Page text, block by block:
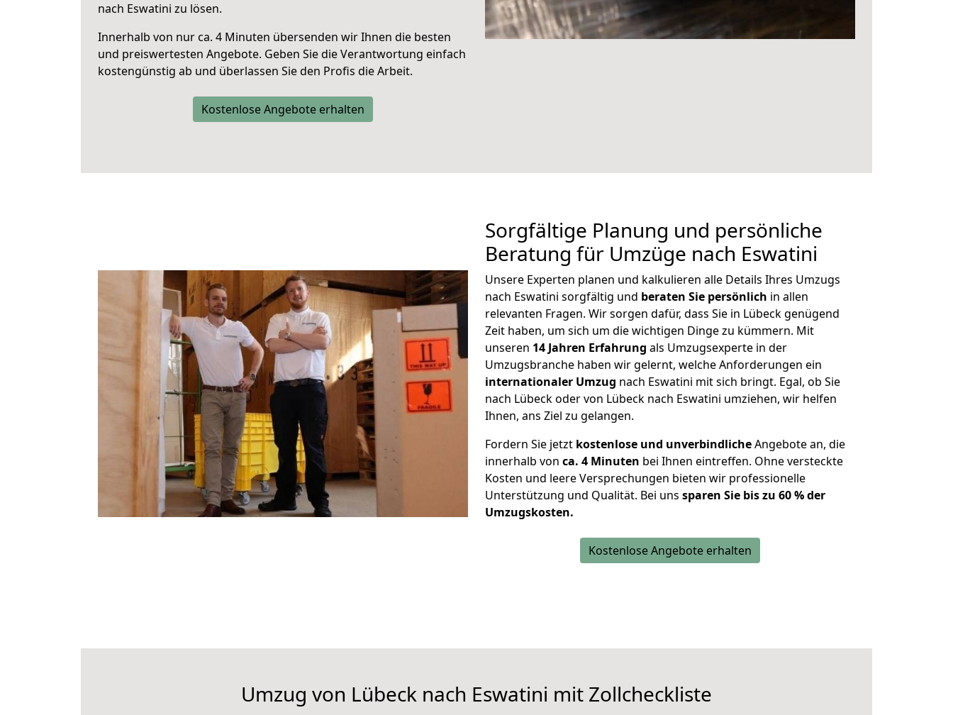
nach Eswatini zu lösen.
Innerhalb von nur ca. 4 Minuten übersenden wir Ihnen die besten
und preiswertesten Angebote. Geben Sie die Verantwortung einfach
kostengünstig ab und überlassen Sie den Profis die Arbeit.
Kostenlose Angebote erhalten
Sorgfältige Planung und persönliche
Beratung für Umzüge nach Eswatini
Unsere Experten planen und kalkulieren alle Details Ihres Umzugs
nach Eswatini sorgfältig und beraten Sie persönlich in allen
relevanten Fragen. Wir sorgen dafür, dass Sie in Lübeck genügend
Zeit haben, um sich um die wichtigen Dinge zu kümmern. Mit
unseren 14 Jahren Erfahrung als Umzugsexperte in der
Umzugsbranche haben wir gelernt, welche Anforderungen ein
internationaler Umzug nach Eswatini mit sich bringt. Egal, ob Sie
nach Lübeck oder von Lübeck nach Eswatini umziehen, wir helfen
Ihnen, ans Ziel zu gelangen.
Fordern Sie jetzt kostenlose und unverbindlicheAngebote an, die
innerhalb von ca. 4 Minuten bei Ihnen eintreffen. Ohne versteckte
Kosten und leere Versprechungen bieten wir professionelle
Unterstützung und Qualität. Bei uns sparen Sie bis zu 60 % der
Umzugskosten.
Kostenlose Angebote erhalten
Umzug von Lübeck nach Eswatini mit Zollcheckliste